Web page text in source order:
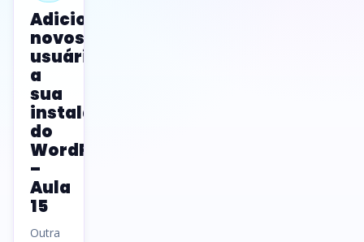
Adicionando
novos
usuários
a
sua
instalação
do
WordPress
–
Aula
15
Outra